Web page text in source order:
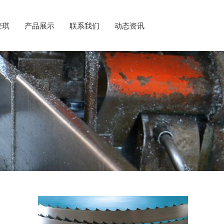
琪 产品展示 联系我们 动态资讯